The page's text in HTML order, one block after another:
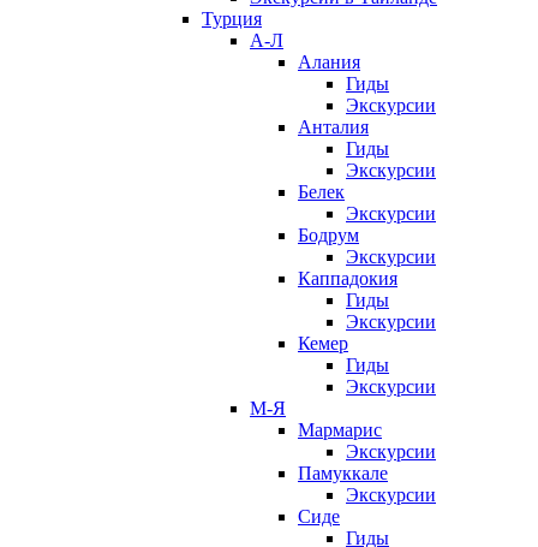
Турция
А-Л
Алания
Гиды
Экскурсии
Анталия
Гиды
Экскурсии
Белек
Экскурсии
Бодрум
Экскурсии
Каппадокия
Гиды
Экскурсии
Кемер
Гиды
Экскурсии
М-Я
Мармарис
Экскурсии
Памуккале
Экскурсии
Сиде
Гиды